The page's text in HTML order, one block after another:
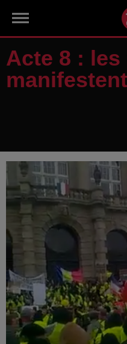
Acte 8 :